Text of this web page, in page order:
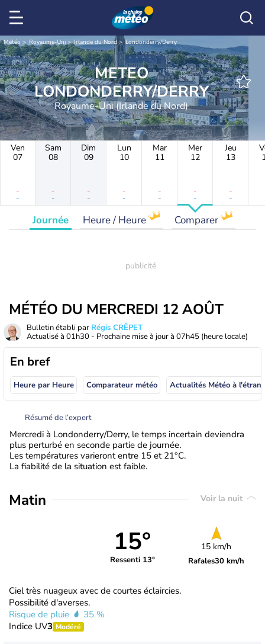
Météo Royaume-Uni Irlande du Nord Londonderry/Derry
METEO
LONDONDERRY/DERRY
Royaume-Uni (Irlande du Nord)
Ven
07
-
-
Sam
08
-
-
Dim
09
-
-
Lun
10
-
-
Mar
11
-
-
Mer
12
-
-
Jeu
13
-
-
Journée Heure / Heure Comparer
MÉTÉO DU MERCREDI 12 AOÛT
Bulletin établi par Régis CRÊPET
Actualisé à 01h30 - Prochaine mise à jour à 07h45 (heure locale)
En bref
Heure par Heure Comparateur météo
Résumé de l’expert
Mercredi à Londonderry/Derry, le temps incertain deviendra
plus perturbé en seconde partie de journée.
Les températures varieront entre 15 et 21°C.
La fiabilité de la situation est faible.
Matin Voir la nuit
15°
Ressenti 13°
15 km/h
Rafales30 km/h
Ciel très nuageux avec de courtes éclaircies.
Possibilité d'averses.
Risque de pluie
35 %
Indice UV3 Modéré